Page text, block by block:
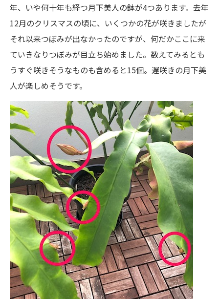
年、いや何十年も経つ月下美人の鉢が4つあります。去年
12月のクリスマスの頃に、いくつかの花が咲きましたが
それ以来つぼみが出なかったのですが、何だかここに来
ていきなりつぼみが目立ち始めました。数えてみるとも
うすぐ咲きそうなものも含めると15個。遅咲きの月下美
人が楽しめそうです。